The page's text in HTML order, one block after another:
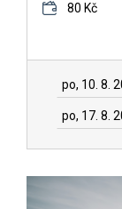
80 Kč
po, 10. 8.
po, 17. 8.